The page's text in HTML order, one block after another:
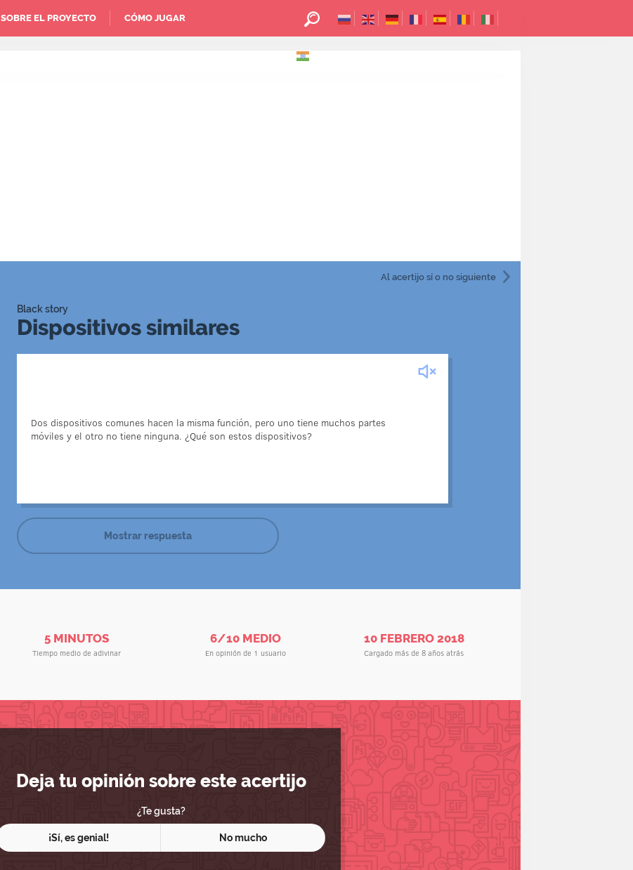
SOBRE EL PROYECTO CÓMO JUGAR
Al acertijo sí o no siguiente
Black story
Dispositivos similares
Dos dispositivos comunes hacen la misma función, pero uno tiene muchos partes
móviles y el otro no tiene ninguna. ¿Qué son estos dispositivos?
Uno de los dispositivos es un reloj de arena (que a menudo utilizan para hacer
Los relojes de arena más pequeños suelen tener más de 100 000 granos de
Mostrar respuesta
Deja tu opinión sobre este acertijo
¿Te gusta?
¡Sí, es genial! No mucho
5 MINUTOS
Tiempo medio de adivinar
6/10 MEDIO
En opinión de 1 usuario
10 FEBRERO 2018
Cargado más de 8 años atrás